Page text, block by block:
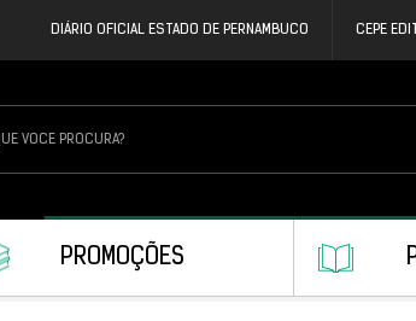
DIÁRIO OFICIAL ESTADO DE PERNAMBUCO CEPE
PROMOÇÕES